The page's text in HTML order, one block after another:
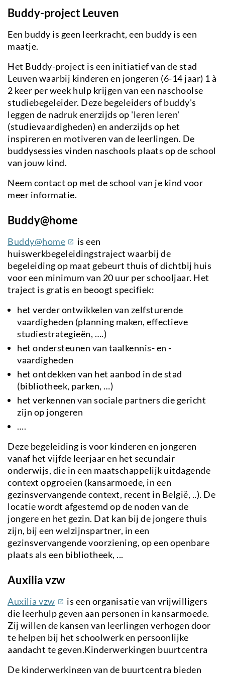
Buddy-project Leuven
Een buddy is geen leerkracht, een buddy is een
maatje.
Het Buddy-project is een initiatief van de stad
Leuven waarbij kinderen en jongeren (6-14 jaar) 1 à
2 keer per week hulp krijgen van een naschoolse
studiebegeleider. Deze begeleiders of buddy's
leggen de nadruk enerzijds op 'leren leren'
(studievaardigheden) en anderzijds op het
inspireren en motiveren van de leerlingen. De
buddysessies vinden naschools plaats op de school
van jouw kind.
Neem contact op met de school van je kind voor
meer informatie.
Buddy@home
Buddy@home(externe
link)
is een
huiswerkbegeleidingstraject waarbij de
begeleiding op maat gebeurt thuis of dichtbij huis
voor een minimum van 20 uur per schooljaar. Het
traject is gratis en beoogt specifiek:
het verder ontwikkelen van zelfsturende
vaardigheden (planning maken, effectieve
studiestrategieën, ….)
het ondersteunen van taalkennis- en -
vaardigheden
het ontdekken van het aanbod in de stad
(bibliotheek, parken, …)
het verkennen van sociale partners die gericht
zijn op jongeren
….
Deze begeleiding is voor kinderen en jongeren
vanaf het vijfde leerjaar en het secundair
onderwijs, die in een maatschappelijk uitdagende
context opgroeien (kansarmoede, in een
gezinsvervangende context, recent in België, ..). De
locatie wordt afgestemd op de noden van de
jongere en het gezin. Dat kan bij de jongere thuis
zijn, bij een welzijnspartner, in een
gezinsvervangende voorziening, op een openbare
plaats als een bibliotheek, ...
Auxilia vzw
Auxilia vzw(externe
link)
is een organisatie van vrijwilligers
die leerhulp geven aan personen in kansarmoede.
Zij willen de kansen van leerlingen verhogen door
te helpen bij het schoolwerk en persoonlijke
aandacht te geven.Kinderwerkingen buurtcentra
De kinderwerkingen van de buurtcentra bieden